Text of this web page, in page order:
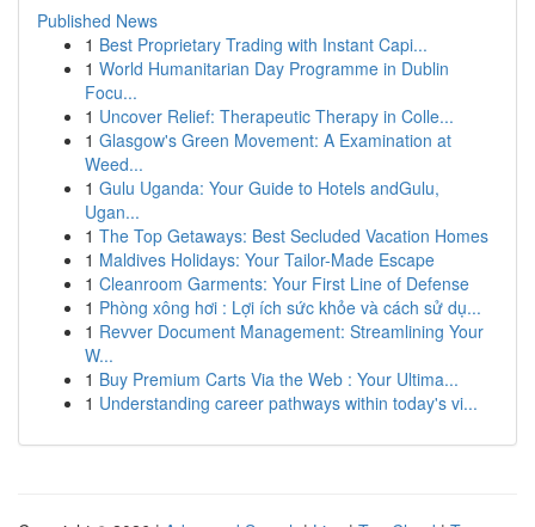
Published News
1 Best Proprietary Trading with Instant Capi...
1 World Humanitarian Day Programme in Dublin
Focu...
1 Uncover Relief: Therapeutic Therapy in Colle...
1 Glasgow's Green Movement: A Examination at
Weed...
1 Gulu Uganda: Your Guide to Hotels andGulu,
Ugan...
1 The Top Getaways: Best Secluded Vacation Homes
1 Maldives Holidays: Your Tailor-Made Escape
1 Cleanroom Garments: Your First Line of Defense
1 Phòng xông hơi : Lợi ích sức khỏe và cách sử dụ...
1 Revver Document Management: Streamlining Your
W...
1 Buy Premium Carts Via the Web : Your Ultima...
1 Understanding career pathways within today's vi...